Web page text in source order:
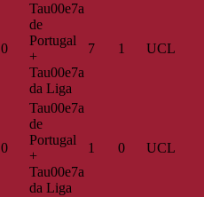
0
Tau00e7a
de
Portugal
+
Tau00e7a
da Liga
7 1 UCL
0
Tau00e7a
de
Portugal
+
Tau00e7a
da Liga
1 0 UCL